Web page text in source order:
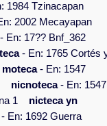
1984 Tzinacapan
2002 Mecayapan
En: 17?? Bnf_362
- En: 1765 Cortés
moteca- En: 1547
nicnoteca- En: 1547
1
nicteca yn
En: 1692 Guerra